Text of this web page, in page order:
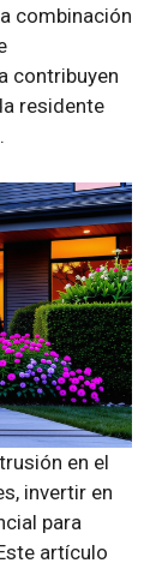
combinación
contribuyen
residente
en el
invertir en
para
artículo